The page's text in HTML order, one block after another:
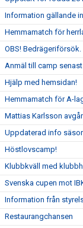
Information gällande
Hemmamatch för
OBS! Bedrägeriförsök.
Anmäl till camp
Hjälp med hemsidan!
Hemmamatch för A-
Mattias Karlsson
Uppdaterad info
Höstlovscamp!
Klubbkväll med
Svenska cupen mot
Information från
Restaurangchansen